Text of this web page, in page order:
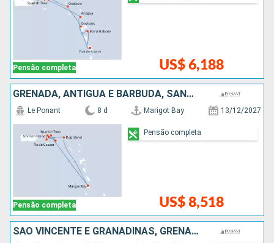
Pensão completa US$ 6,188
GRENADA, ANTIGUA E BARBUDA, SANTA LUCIA
Pensão completa
Le Ponant 8 d Marigot Bay 13/12/2027
US$ 8,518
Pensão completa
SÃO VINCENTE E GRANADINAS, GRENADA, SANTA LUCIA, REPUBLICA DOMINICANA